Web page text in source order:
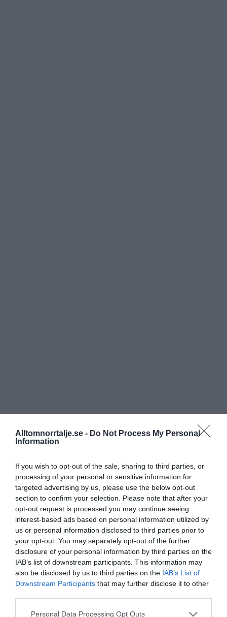
Alltomnorrtalje.se - Do Not Process My Personal
Information
If you wish to opt-out of the sale, sharing to third parties, or
processing of your personal or sensitive information for
targeted advertising by us, please use the below opt-out
section to confirm your selection. Please note that after your
opt-out request is processed you may continue seeing
interest-based ads based on personal information utilized by
us or personal information disclosed to third parties prior to
your opt-out. You may separately opt-out of the further
disclosure of your personal information by third parties on the
IAB’s list of downstream participants. This information may
also be disclosed by us to third parties on the IAB’s List of
Downstream Participants that may further disclose it to other
Personal Data Processing Opt Outs